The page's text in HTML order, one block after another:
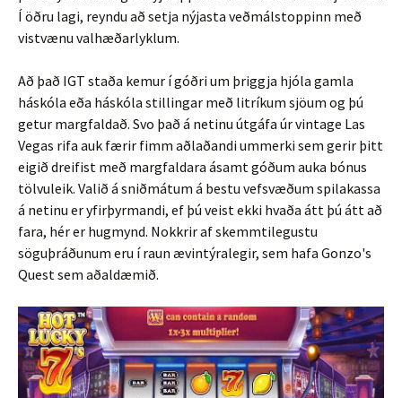
Í öðru lagi, reyndu að setja nýjasta veðmálstoppinn með
vistvænu valhæðarlyklum.
Að það IGT staða kemur í góðri um þriggja hjóla gamla
háskóla eða háskóla stillingar með litríkum sjöum og þú
getur margfaldað. Svo það á netinu útgáfa úr vintage Las
Vegas rifa auk færir fimm aðlaðandi ummerki sem gerir þitt
eigið dreifist með margfaldara ásamt góðum auka bónus
tölvuleik. Valið á sniðmátum á bestu vefsvæðum spilakassa
á netinu er yfirþyrmandi, ef þú veist ekki hvaða átt þú átt að
fara, hér er hugmynd. Nokkrir af skemmtilegustu
söguþráðunum eru í raun ævintýralegir, sem hafa Gonzo's
Quest sem aðaldæmið.